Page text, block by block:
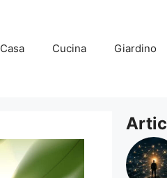
Casa Cucina Giardino